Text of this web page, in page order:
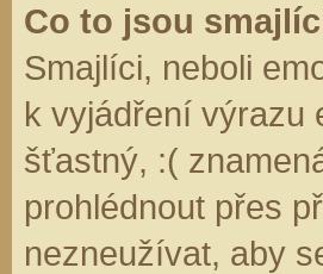
Co to jsou
Smajlíci, neboli
k vyjádření výrazu
šťastný, :(
prohlédnout přes
nezneužívat, aby